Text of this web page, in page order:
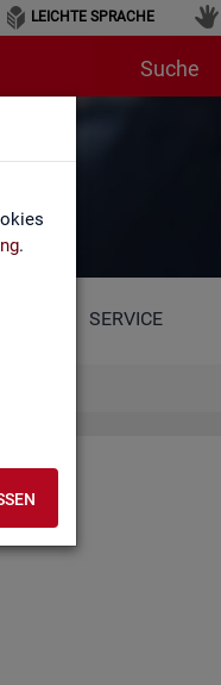
.
LEICHTE SPRACHE
Suche
SERVICE